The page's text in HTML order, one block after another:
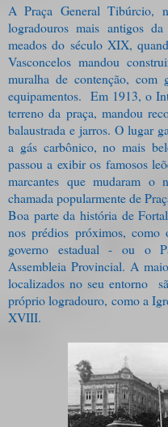
A Praça General Tibúrcio,
logradouros mais antigos
meados do século XIX,
Vasconcelos mandou
muralha de contenção, com
equipamentos. Em 1913, o
terreno da praça, mandou
balaustrada e jarros. O lugar
a gás carbônico, no mais
passou a exibir os famosos
marcantes que mudaram o
chamada popularmente de
Boa parte da história de
nos prédios próximos,
governo estadual - ou o
Assembleia Provincial. A
localizados no seu entorno
próprio logradouro, como a
XVIII.